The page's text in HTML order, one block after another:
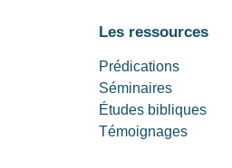
Les ressources
Prédications
Séminaires
Études bibliques
Témoignages